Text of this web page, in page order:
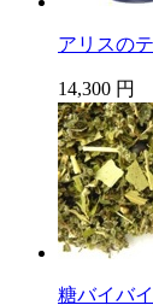
アリスの
14,300 円
糖バイバ